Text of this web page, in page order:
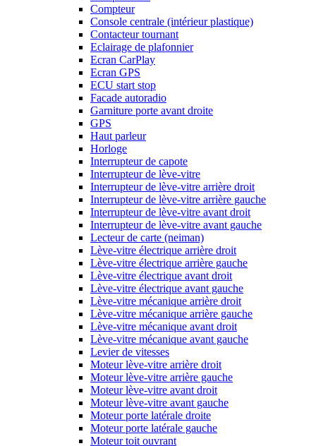
Compteur
Console centrale (intérieur plastique)
Contacteur tournant
Eclairage de plafonnier
Ecran CarPlay
Ecran GPS
ECU start stop
Facade autoradio
Garniture porte avant droite
GPS
Haut parleur
Horloge
Interrupteur de capote
Interrupteur de lève-vitre
Interrupteur de lève-vitre arrière droit
Interrupteur de lève-vitre arrière gauche
Interrupteur de lève-vitre avant droit
Interrupteur de lève-vitre avant gauche
Lecteur de carte (neiman)
Lève-vitre électrique arrière droit
Lève-vitre électrique arrière gauche
Lève-vitre électrique avant droit
Lève-vitre électrique avant gauche
Lève-vitre mécanique arrière droit
Lève-vitre mécanique arrière gauche
Lève-vitre mécanique avant droit
Lève-vitre mécanique avant gauche
Levier de vitesses
Moteur lève-vitre arrière droit
Moteur lève-vitre arrière gauche
Moteur lève-vitre avant droit
Moteur lève-vitre avant gauche
Moteur porte latérale droite
Moteur porte latérale gauche
Moteur toit ouvrant